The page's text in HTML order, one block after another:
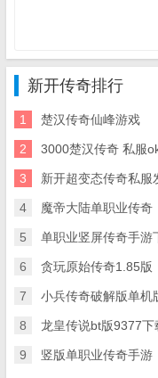
新开传奇排行
1 楚汉传奇仙峰游戏
2 3000楚汉传奇 私服
3 新开超变态传奇私服
4 魔帝大陆单职业传奇
5 单职业竖屏传奇手游
6 贪玩原始传奇1.85版
7 小兵传奇破解版单机
8 龙皇传说bt版9377下
9 竖版单职业传奇手游